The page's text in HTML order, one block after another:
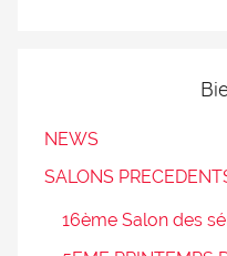
NEWS
SALONS
16ème Salon des